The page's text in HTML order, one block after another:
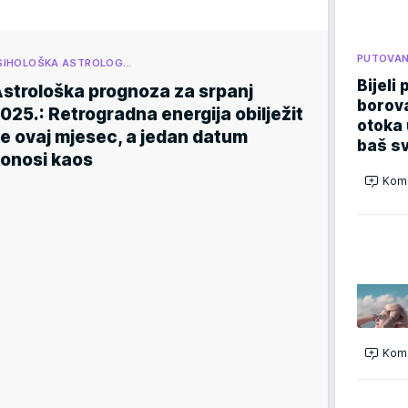
ASTROLOG…
prognoza za srpanj
Retrogradna energija obilježit
ovaj mjesec, a jedan datum
kaos
Bijeli
otoka
baš